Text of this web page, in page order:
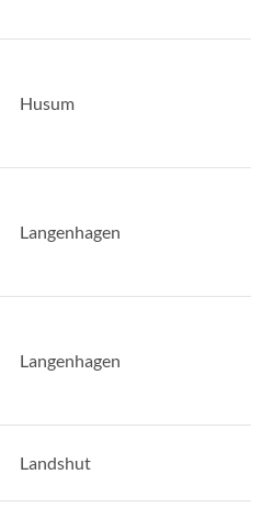
Husum
Langenhagen
Langenhagen
Landshut